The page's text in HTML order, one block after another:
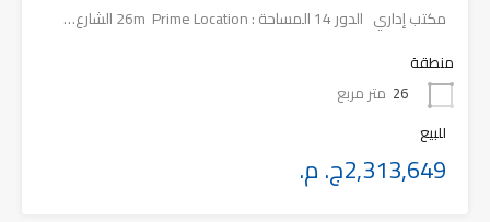
مكتب إداري الدور 14 المساحة : 26m Prime Location الشارع…
منطقة
26 متر مربع
للبيع
2,313,649ج. م.